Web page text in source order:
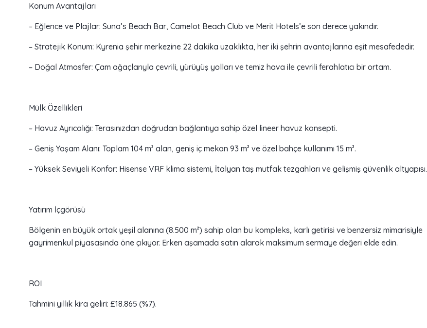
Konum Avantajları
– Eğlence ve Plajlar: Suna’s Beach Bar, Camelot Beach Club ve Merit Hotels’e son derece yakındır.
– Stratejik Konum: Kyrenia şehir merkezine 22 dakika uzaklıkta, her iki şehrin avantajlarına eşit mesafededir.
– Doğal Atmosfer: Çam ağaçlarıyla çevrili, yürüyüş yolları ve temiz hava ile çevrili ferahlatıcı bir ortam.
Mülk Özellikleri
– Havuz Ayrıcalığı: Terasınızdan doğrudan bağlantıya sahip özel lineer havuz konsepti.
– Geniş Yaşam Alanı: Toplam 104 m² alan, geniş iç mekan 93 m² ve özel bahçe kullanımı 15 m².
– Yüksek Seviyeli Konfor: Hisense VRF klima sistemi, İtalyan taş mutfak tezgahları ve gelişmiş güvenlik altyapısı.
Yatırım İçgörüsü
Bölgenin en büyük ortak yeşil alanına (8.500 m²) sahip olan bu kompleks, karlı getirisi ve benzersiz mimarisiyle
gayrimenkul piyasasında öne çıkıyor. Erken aşamada satın alarak maksimum sermaye değeri elde edin.
ROI
Tahmini yıllık kira geliri: £18.865 (%7).